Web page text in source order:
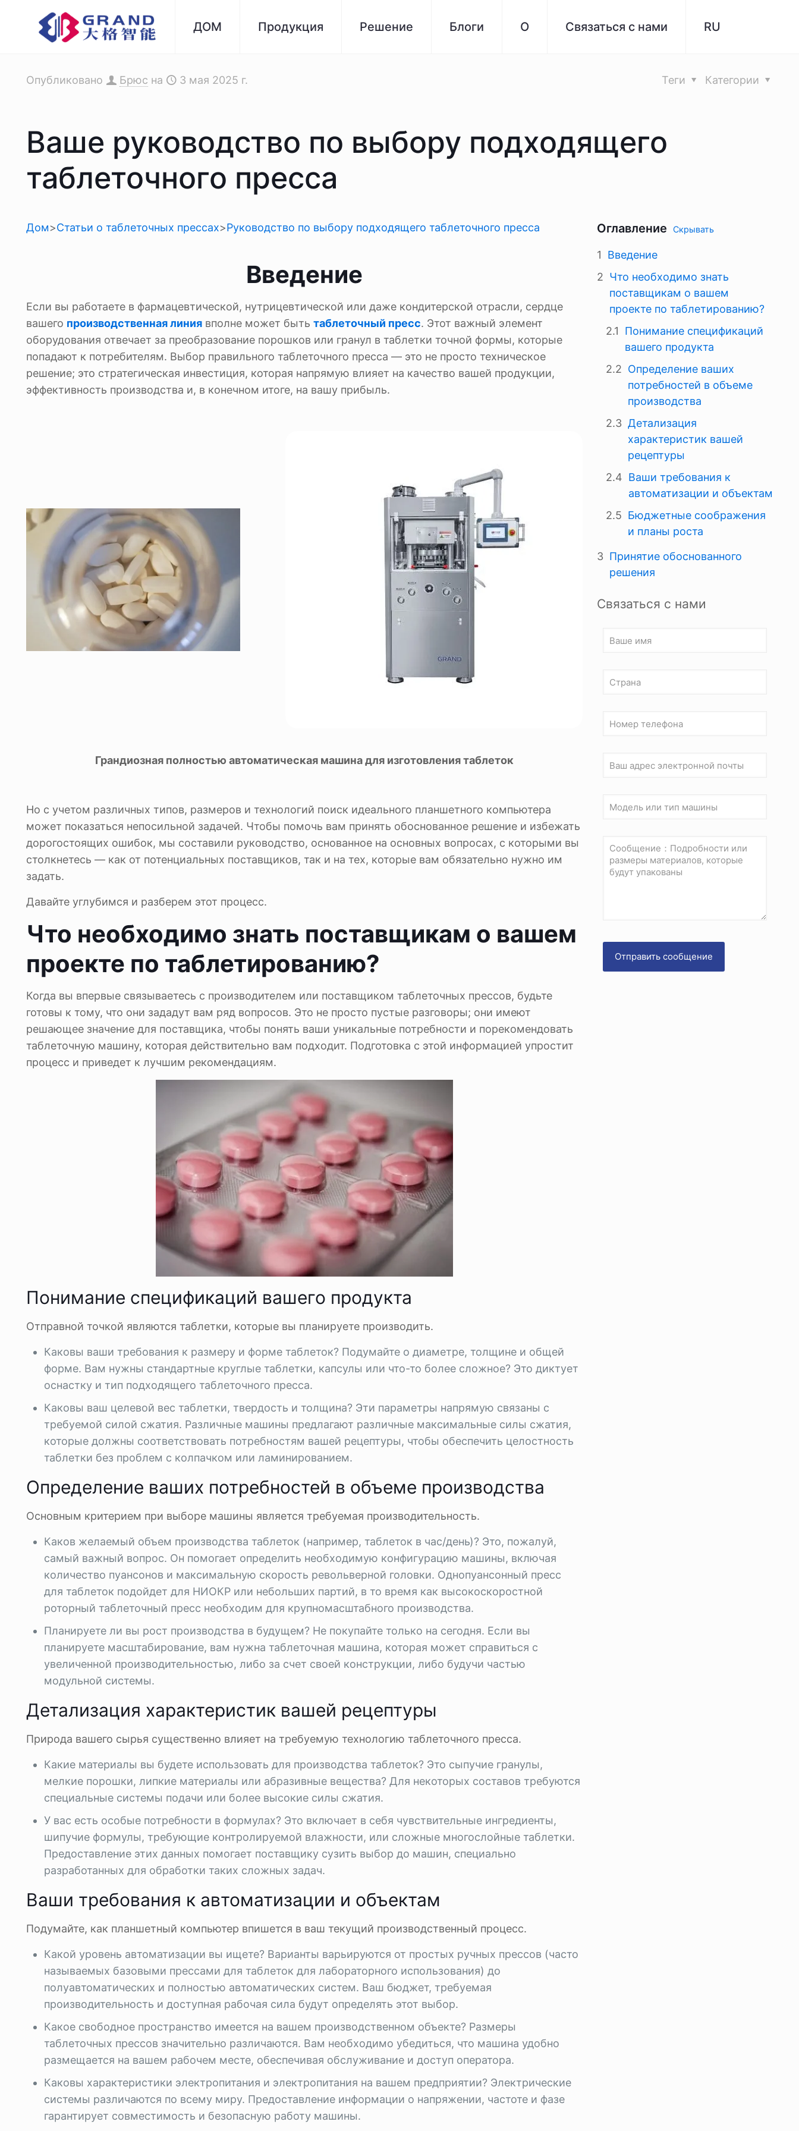
ДОМ Продукция Решение Блоги О Связаться с нами RU
Опубликовано Брюс на 3 мая 2025 г. Категории
Теги
Ваше руководство по выбору подходящего
таблеточного пресса
Дом>Статьи о таблеточных прессах>Руководство по выбору подходящего таблеточного пресса
Введение
Если вы работаете в фармацевтической, нутрицевтической или даже кондитерской отрасли, сердце
вашего производственная линия вполне может быть таблеточный пресс. Этот важный элемент
оборудования отвечает за преобразование порошков или гранул в таблетки точной формы, которые
попадают к потребителям. Выбор правильного таблеточного пресса — это не просто техническое
решение; это стратегическая инвестиция, которая напрямую влияет на качество вашей продукции,
эффективность производства и, в конечном итоге, на вашу прибыль.
Грандиозная полностью автоматическая машина для изготовления таблеток
Но с учетом различных типов, размеров и технологий поиск идеального планшетного компьютера
может показаться непосильной задачей. Чтобы помочь вам принять обоснованное решение и избежать
дорогостоящих ошибок, мы составили руководство, основанное на основных вопросах, с которыми вы
столкнетесь — как от потенциальных поставщиков, так и на тех, которые вам обязательно нужно им
задать.
Давайте углубимся и разберем этот процесс.
Что необходимо знать поставщикам о вашем
проекте по таблетированию?
Когда вы впервые связываетесь с производителем или поставщиком таблеточных прессов, будьте
готовы к тому, что они зададут вам ряд вопросов. Это не просто пустые разговоры; они имеют
решающее значение для поставщика, чтобы понять ваши уникальные потребности и порекомендовать
таблеточную машину, которая действительно вам подходит. Подготовка с этой информацией упростит
процесс и приведет к лучшим рекомендациям.
Понимание спецификаций вашего продукта
Отправной точкой являются таблетки, которые вы планируете производить.
Каковы ваши требования к размеру и форме таблеток? Подумайте о диаметре, толщине и общей
форме. Вам нужны стандартные круглые таблетки, капсулы или что-то более сложное? Это диктует
оснастку и тип подходящего таблеточного пресса.
Каковы ваш целевой вес таблетки, твердость и толщина? Эти параметры напрямую связаны с
требуемой силой сжатия. Различные машины предлагают различные максимальные силы сжатия,
которые должны соответствовать потребностям вашей рецептуры, чтобы обеспечить целостность
таблетки без проблем с колпачком или ламинированием.
Определение ваших потребностей в объеме производства
Основным критерием при выборе машины является требуемая производительность.
Каков желаемый объем производства таблеток (например, таблеток в час/день)? Это, пожалуй,
самый важный вопрос. Он помогает определить необходимую конфигурацию машины, включая
количество пуансонов и максимальную скорость револьверной головки. Однопуансонный пресс
для таблеток подойдет для НИОКР или небольших партий, в то время как высокоскоростной
роторный таблеточный пресс необходим для крупномасштабного производства.
Планируете ли вы рост производства в будущем? Не покупайте только на сегодня. Если вы
планируете масштабирование, вам нужна таблеточная машина, которая может справиться с
увеличенной производительностью, либо за счет своей конструкции, либо будучи частью
модульной системы.
Детализация характеристик вашей рецептуры
Природа вашего сырья существенно влияет на требуемую технологию таблеточного пресса.
Какие материалы вы будете использовать для производства таблеток? Это сыпучие гранулы,
мелкие порошки, липкие материалы или абразивные вещества? Для некоторых составов требуются
специальные системы подачи или более высокие силы сжатия.
У вас есть особые потребности в формулах? Это включает в себя чувствительные ингредиенты,
шипучие формулы, требующие контролируемой влажности, или сложные многослойные таблетки.
Предоставление этих данных помогает поставщику сузить выбор до машин, специально
разработанных для обработки таких сложных задач.
Ваши требования к автоматизации и объектам
Подумайте, как планшетный компьютер впишется в ваш текущий производственный процесс.
Какой уровень автоматизации вы ищете? Варианты варьируются от простых ручных прессов (часто
называемых базовыми прессами для таблеток для лабораторного использования) до
полуавтоматических и полностью автоматических систем. Ваш бюджет, требуемая
производительность и доступная рабочая сила будут определять этот выбор.
Какое свободное пространство имеется на вашем производственном объекте? Размеры
таблеточных прессов значительно различаются. Вам необходимо убедиться, что машина удобно
размещается на вашем рабочем месте, обеспечивая обслуживание и доступ оператора.
Каковы характеристики электропитания и электропитания на вашем предприятии? Электрические
системы различаются по всему миру. Предоставление информации о напряжении, частоте и фазе
гарантирует совместимость и безопасную работу машины.
Оглавление Скрывать
Введение
Что необходимо знать
поставщикам о вашем
проекте по таблетированию?
Понимание спецификаций
вашего продукта
Определение ваших
потребностей в объеме
производства
Детализация
характеристик вашей
рецептуры
Ваши требования к
автоматизации и объектам
Бюджетные соображения
и планы роста
Принятие обоснованного
решения
Связаться с нами